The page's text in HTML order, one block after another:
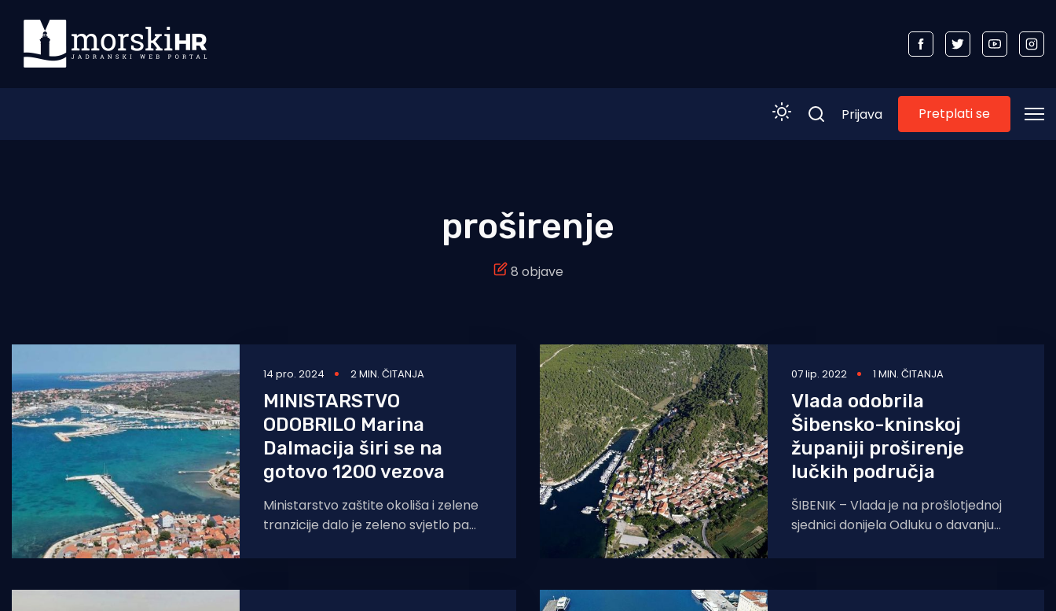
Turizam i nautika
Pomorstvo
Ribolov
Ekologija
Tradicija i kultura
Prijava Pretplati se
proširenje
8 objave
14 pro. 2024 2 MIN. ČITANJA
MINISTARSTVO
ODOBRILO Marina
Dalmacija širi se na
gotovo 1200 vezova
Ministarstvo zaštite okoliša i zelene
tranzicije dalo je zeleno svjetlo pa
procjene utjecaja na okoliš
07 lip. 2022 1 MIN. ČITANJA
Vlada odobrila
Šibensko-kninskoj
županiji proširenje
lučkih područja
ŠIBENIK – Vlada je na prošlotjednoj
sjednici donijela Odluku o davanju
skupštine Šibensko-kninske županije